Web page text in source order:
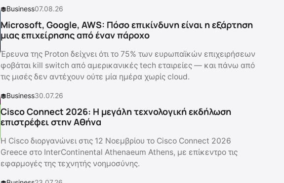
Business07.08.26
Microsoft, Google, AWS: Πόσο επικίνδυνη είναι η εξάρτηση
μιας επιχείρησης από έναν πάροχο
Έρευνα της Proton δείχνει ότι το 75% των ευρωπαϊκών επιχειρήσεων
φοβάται kill switch από αμερικανικές tech εταιρείες — και πάνω από
τις μισές δεν αντέχουν ούτε μία ημέρα χωρίς cloud.
Business30.07.26
Cisco Connect 2026: Η μεγάλη τεχνολογική εκδήλωση
επιστρέφει στην Αθήνα
Η Cisco διοργανώνει στις 12 Νοεμβρίου το Cisco Connect 2026
Greece στο InterContinental Athenaeum Athens, με επίκεντρο τις
εφαρμογές της τεχνητής νοημοσύνης.